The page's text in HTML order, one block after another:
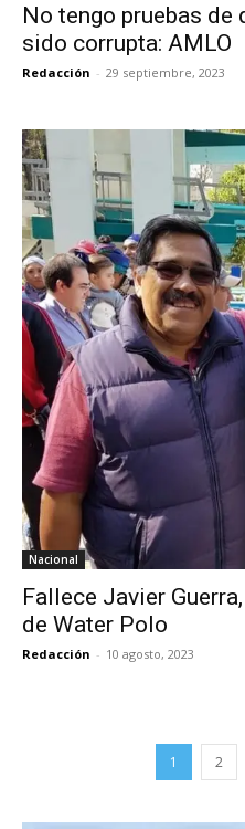
No tengo pruebas de
sido corrupta: AMLO
Redacción - 29 septiembre, 2023
Nacional
Fallece Javier
de Water Polo
Redacción - 10 agosto, 2023
1 2